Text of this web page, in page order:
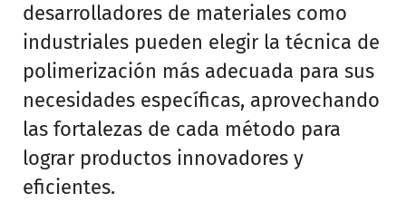
desarrolladores de materiales como
industriales pueden elegir la técnica de
polimerización más adecuada para sus
necesidades específicas, aprovechando
las fortalezas de cada método para
lograr productos innovadores y
eficientes.